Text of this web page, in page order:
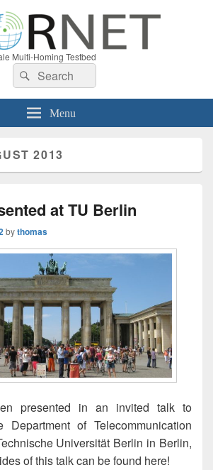
Multi-Homing Testbed
Search
for:
Search
Menu
2013
at TU Berlin
bythomas
presented in an invited talk to
of Telecommunication
Universität Berlin in Berlin,
of this talk can be found here!